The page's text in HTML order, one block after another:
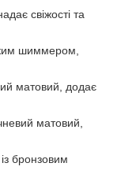
свіжості та
шиммером,
матовий, додає
матовий,
бронзовим